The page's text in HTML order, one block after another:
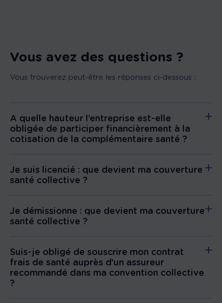
Vous avez des questions ?
Vous trouverez peut-être les réponses ci-dessous :
A quelle hauteur l’entreprise est-elle
obligée de participer financièrement à la
cotisation de la complémentaire santé ?
Je suis licencié : que devient ma couverture
santé collective ?
Je démissionne : que devient ma couverture
santé collective ?
Suis-je obligé de souscrire mon contrat
frais de santé auprès d’un assureur
recommandé dans ma convention collective
?